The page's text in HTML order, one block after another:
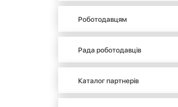
Роботодавцям
Рада роботодавців
Каталог партнерів